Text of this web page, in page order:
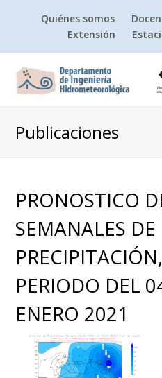
Quiénes somos
Extensión
Publicaciones
PRONOSTICO
SEMANALES DE
PERIODO DEL
ENERO 2021